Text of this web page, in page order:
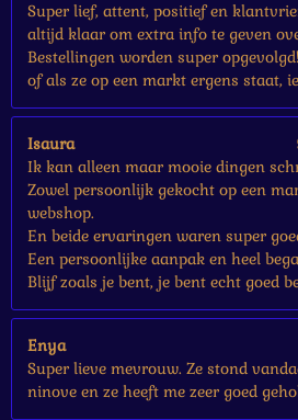
Super lief, attent, positief en
altijd klaar om extra info te geven
Bestellingen worden super
of als ze op een markt ergens staat,
Isaura
Ik kan alleen maar mooie dingen
Zowel persoonlijk gekocht op een
webshop.
En beide ervaringen waren super
Een persoonlijke aanpak en heel
Blijf zoals je bent, je bent echt goed
Enya
Super lieve mevrouw. Ze stond
ninove en ze heeft me zeer goed